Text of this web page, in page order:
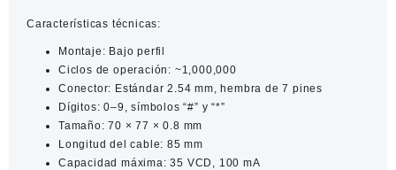
Características técnicas:
Montaje: Bajo perfil
Ciclos de operación: ~1,000,000
Conector: Estándar 2.54 mm, hembra de 7 pines
Dígitos: 0–9, símbolos “#” y “*”
Tamaño: 70 × 77 × 0.8 mm
Longitud del cable: 85 mm
Capacidad máxima: 35 VCD, 100 mA